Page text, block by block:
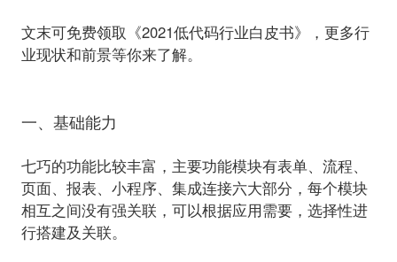
文末可免费领取《2021低代码行业白皮书》，更多行
业现状和前景等你来了解。
一、基础能力
七巧的功能比较丰富，主要功能模块有表单、流程、
页面、报表、小程序、集成连接六大部分，每个模块
相互之间没有强关联，可以根据应用需要，选择性进
行搭建及关联。